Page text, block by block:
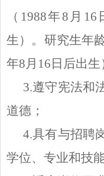
（1988年8月
生）。研究生年
年8月16日后出生
3.遵守宪法和
道德；
4.具有与招聘
学位、专业和技